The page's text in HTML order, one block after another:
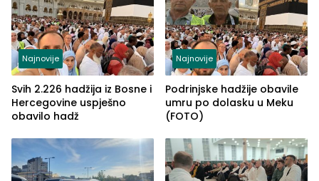
Najnovije
Svih 2.226 hadžija iz Bosne i
Hercegovine uspješno
obavilo hadž
Najnovije
Podrinjske hadžije obavile
umru po dolasku u Meku
(FOTO)